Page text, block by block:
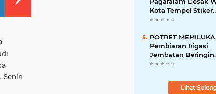
Senin
Kota Tempel Stiker
‘Milik Pemerintah’ di
Penyalahgunaan
POTRET
Pembiaran Irigasi
Jembatan Beringin
Pagar Alam
Lihat